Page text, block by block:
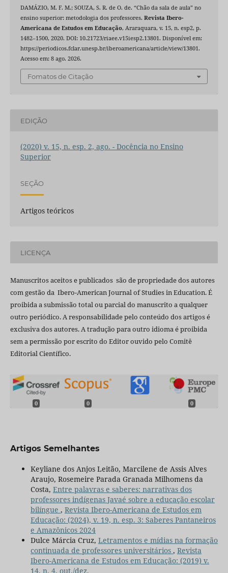
DAMÁZIO, M. F. M.; SOUZA, S. R. de O. de. “Chão da sala de aula” no
ensino superior: metodologia dos professores. Revista Ibero-
Americana de Estudos em Educação, Araraquara, v. 15, n. esp2, p.
1482–1500, 2020. DOI: 10.21723/riaee.v15iesp2.13801. Disponível em:
https://periodicos.fclar.unesp.br/iberoamericana/article/view/13801.
Acesso em: 8 ago. 2026.
Fomatos de Citação
EDIÇÃO
(2020) v. 15, n. esp. 2, ago. - Docência no Ensino
Superior
SEÇÃO
Artigos teóricos
LICENÇA
Manuscritos aceitos e publicados são de propriedade dos autores
com gestão da Ibero-American Journal of Studies in Education. É
proibida a submissão total ou parcial do manuscrito a qualquer
outro periódico. A responsabilidade pelo conteúdo dos artigos é
exclusiva dos autores. A tradução para outro idioma é proibida
sem a permissão por escrito do Editor ouvido pelo Comitê
Editorial Científico.
0 0 0
Artigos Semelhantes
Keyliane dos Anjos Leitão, Marcilene de Assis Alves
Araujo, Rosemeire Parada Granada Milhomens da
Costa, Entre palavras e saberes: narrativas dos
professores indígenas Javaé sobre a educação escolar
bilíngue , Revista Ibero-Americana de Estudos em
Educação: (2024), v. 19, n. esp. 3: Saberes Pantaneiros
e Amazônicos 2024
Dulce Márcia Cruz, Letramentos e mídias na formação
continuada de professores universitários , Revista
Ibero-Americana de Estudos em Educação: (2019) v.
14, n. 4, out./dez.